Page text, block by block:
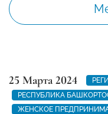
25 Марта 2024
РЕСПУБЛИКА
ЖЕНСКОЕ